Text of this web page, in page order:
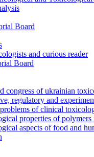
Board
and curious reader
Board
congress of ukrainian
regulatory and
of clinical
properties of
aspects of food and